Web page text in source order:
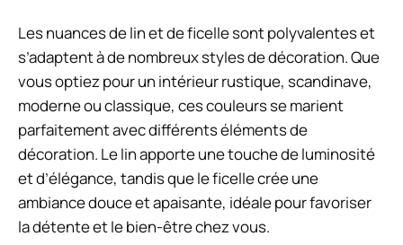
Les nuances de lin et de ficelle sont polyvalentes et
s’adaptent à de nombreux styles de décoration. Que
vous optiez pour un intérieur rustique, scandinave,
moderne ou classique, ces couleurs se marient
parfaitement avec différents éléments de
décoration. Le lin apporte une touche de luminosité
et d’élégance, tandis que le ficelle crée une
ambiance douce et apaisante, idéale pour favoriser
la détente et le bien-être chez vous.